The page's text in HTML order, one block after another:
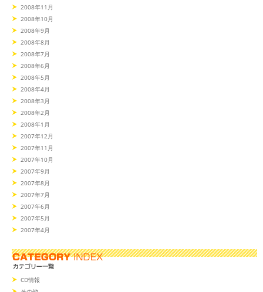
2008年11月
2008年10月
2008年9月
2008年8月
2008年7月
2008年6月
2008年5月
2008年4月
2008年3月
2008年2月
2008年1月
2007年12月
2007年11月
2007年10月
2007年9月
2007年8月
2007年7月
2007年6月
2007年5月
2007年4月
CD情報